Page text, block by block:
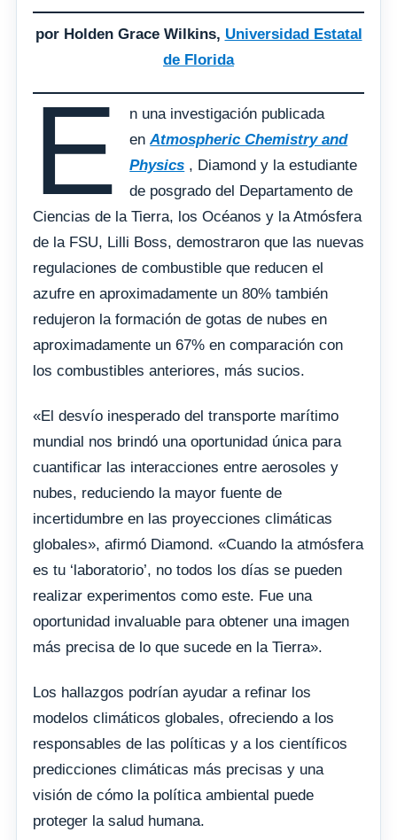
por Holden Grace Wilkins, Universidad Estatal
de Florida
E
n una investigación publicada
enAtmospheric Chemistry and
Physics , Diamond y la estudiante
de posgrado del Departamento de
Ciencias de la Tierra, los Océanos y la Atmósfera
de la FSU, Lilli Boss, demostraron que las nuevas
regulaciones de combustible que reducen el
azufre en aproximadamente un 80% también
redujeron la formación de gotas de nubes en
aproximadamente un 67% en comparación con
los combustibles anteriores, más sucios.
«El desvío inesperado del transporte marítimo
mundial nos brindó una oportunidad única para
cuantificar las interacciones entre aerosoles y
nubes, reduciendo la mayor fuente de
incertidumbre en las proyecciones climáticas
globales», afirmó Diamond. «Cuando la atmósfera
es tu ‘laboratorio’, no todos los días se pueden
realizar experimentos como este. Fue una
oportunidad invaluable para obtener una imagen
más precisa de lo que sucede en la Tierra».
Los hallazgos podrían ayudar a refinar los
modelos climáticos globales, ofreciendo a los
responsables de las políticas y a los científicos
predicciones climáticas más precisas y una
visión de cómo la política ambiental puede
proteger la salud humana.